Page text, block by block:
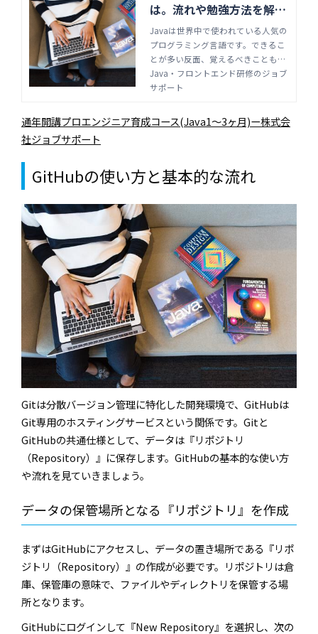
は。流れや勉強方法を解説
| Java・フロントエンド研
修のジョブサポート
Javaは世界中で使われている人気の
プログラミング言語です。できるこ
とが多い反面、覚えるべきこともた
くさんあります。Javaを効率よくマ
スターし使いこなせるよう、独学で
籍・サイトなどを紹介します。
Java・フロントエンド研修のジョブ
サポート
通年開講プロエンジニア育成コース(Java1～3ヶ月)ー株式会
社ジョブサポート
GitHubの使い方と基本的な流れ
Gitは分散バージョン管理に特化した開発環境で、 GitHubは
Git専用のホスティングサービスという関係です。 Gitと
GitHubの共通仕様として、データは『リポジトリ
（Repository）』に保存します。 GitHubの基本的な使い方
や流れを見ていきましょう。
データの保管場所となる『リポジトリ』を作成
まずはGitHubにアクセスし、データの置き場所である『リポ
ジトリ（Repository）』の作成が必要です。リポジトリは倉
庫、保管庫の意味で、ファイルやディレクトリを保管する場
所となります。
GitHubにログインして『New Repository』を選択し、次の